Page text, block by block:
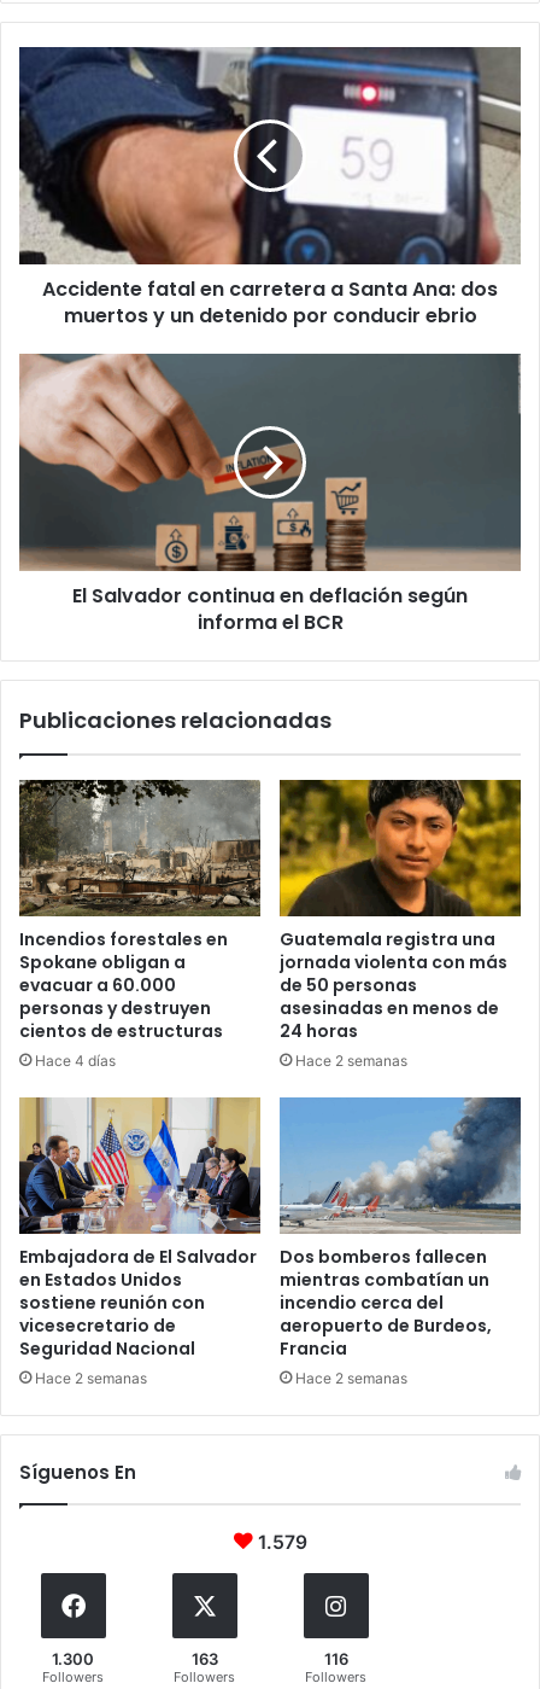
Accidente
fatal
en
carretera
Santa
Ana:
dos
muertos
por
conducir
Accidente fatal en carretera a Santa Ana: dos
muertos y un detenido por conducir ebrio
Salvador
continua
en
deflación
BCR
El Salvador continua en deflación según
informa el BCR
Publicaciones relacionadas
Incendios forestales en
Spokane obligan a
evacuar a 60.000
personas y destruyen
cientos de estructuras
Hace 4 días
Guatemala registra una
jornada violenta con más
de 50 personas
asesinadas en menos de
24 horas
Hace 2 semanas
Embajadora de El Salvador
en Estados Unidos
sostiene reunión con
vicesecretario de
Seguridad Nacional
Hace 2 semanas
Dos bomberos fallecen
mientras combatían un
incendio cerca del
aeropuerto de Burdeos,
Francia
Hace 2 semanas
Síguenos En
1.579
1.300
Followers
163
Followers
116
Followers